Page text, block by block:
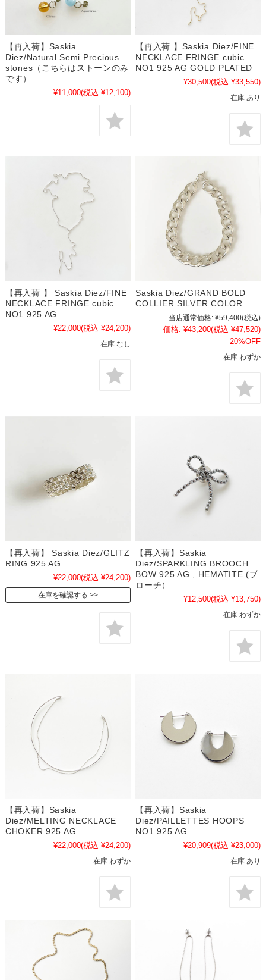
【再入荷】Saskia
Diez/Natural Semi Precious
stones（こちらはストーンのみ
です）
¥11,000(税込 ¥12,100)
【再入荷 】Saskia Diez/FINE
NECKLACE FRINGE cubic
NO1 925 AG GOLD PLATED
¥30,500(税込 ¥33,550)
在庫 あり
【再入荷 】 Saskia Diez/FINE
NECKLACE FRINGE cubic
NO1 925 AG
¥22,000(税込 ¥24,200)
在庫 なし
Saskia Diez/GRAND BOLD
COLLIER SILVER COLOR
当店通常価格: ¥59,400(税込)
価格: ¥43,200(税込 ¥47,520)
20%OFF
在庫 わずか
【再入荷】 Saskia Diez/GLITZ
RING 925 AG
¥22,000(税込 ¥24,200)
在庫を確認する
【再入荷】Saskia
Diez/SPARKLING BROOCH
BOW 925 AG , HEMATITE (ブ
ローチ）
¥12,500(税込 ¥13,750)
在庫 わずか
【再入荷】Saskia
Diez/MELTING NECKLACE
CHOKER 925 AG
¥22,000(税込 ¥24,200)
在庫 わずか
【再入荷】Saskia
Diez/PAILLETTES HOOPS
NO1 925 AG
¥20,909(税込 ¥23,000)
在庫 あり